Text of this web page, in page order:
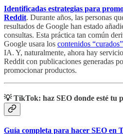
Identificadas estrategias para
Reddit. Durante años, las personas
resultados de Google han estado
consultas. Esta práctica tan común
Google usara los contenidos “curados”
IA. Y, naturalmente, ahora hay
Reddit con publicaciones generadas
promocionar productos.
💡 TikTok: haz SEO donde esté tu
Guía completa para hacer SEO en